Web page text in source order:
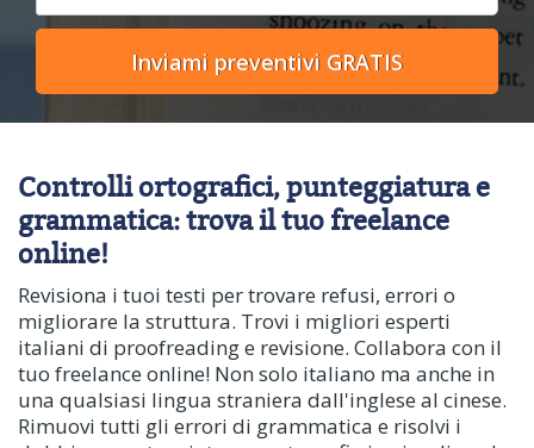
Controlli ortografici, punteggiatura e
grammatica: trova il tuo freelance
online!
Revisiona i tuoi testi per trovare refusi, errori o
migliorare la struttura. Trovi i migliori esperti
italiani di proofreading e revisione. Collabora con il
tuo freelance online! Non solo italiano ma anche in
una qualsiasi lingua straniera dall'inglese al cinese.
Rimuovi tutti gli errori di grammatica e risolvi i